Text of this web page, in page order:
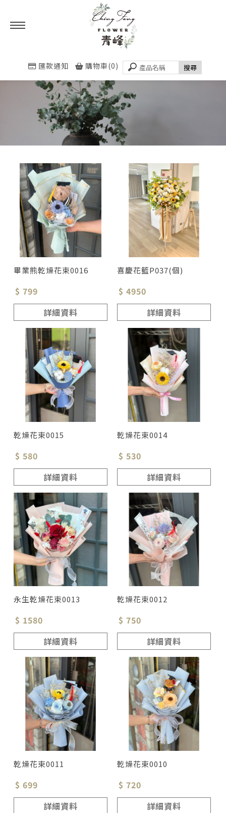
購物車(0)
匯款通知
畢業熊乾燥花束0016
$ 799
詳細資料
喜慶花籃P037(個)
$ 4950
詳細資料
乾燥花束0015
$ 580
詳細資料
乾燥花束0014
$ 530
詳細資料
永生乾燥花束0013
$ 1580
詳細資料
乾燥花束0012
$ 750
詳細資料
乾燥花束0011
$ 699
詳細資料
乾燥花束0010
$ 720
詳細資料